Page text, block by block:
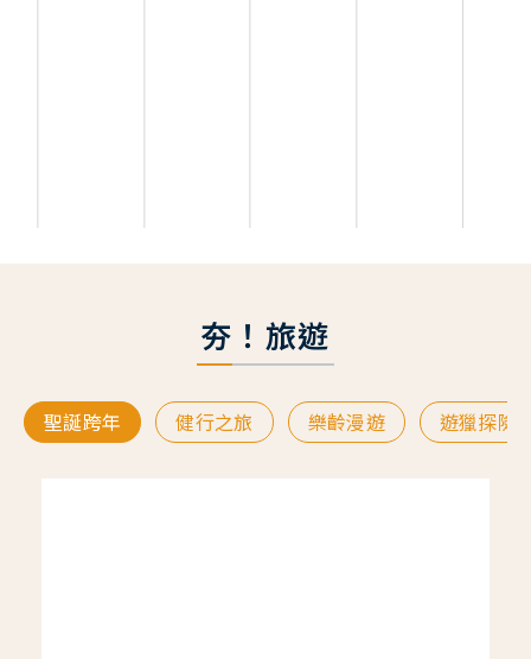
夯！旅遊
聖誕跨年 健行之旅 樂齡漫遊 遊獵探險